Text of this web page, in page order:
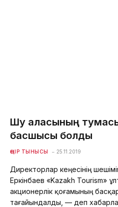
Шу қаласының
басшысы болды
ӨҢІР ТЫНЫСЫ 25.11.2019
Директорлар кеңесінің
Еркінбаев «Kazakh Tourism»
акционерлік қоғамының
тағайындалды, — деп